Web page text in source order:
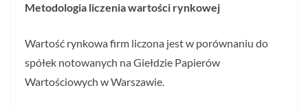
Metodologia liczenia wartości rynkowej
Wartość rynkowa firm liczona jest w porównaniu do
spółek notowanych na Giełdzie Papierów
Wartościowych w Warszawie.